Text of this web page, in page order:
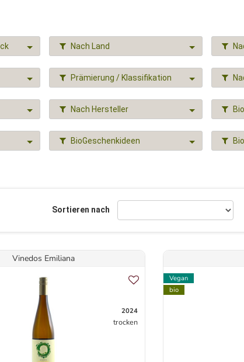
Nach Land
Prämierung / Klassifikation
Nach Hersteller
BioGeschenkideen
Sortieren nach
Vinedos Emiliana
2024
trocken
Vegan
bio